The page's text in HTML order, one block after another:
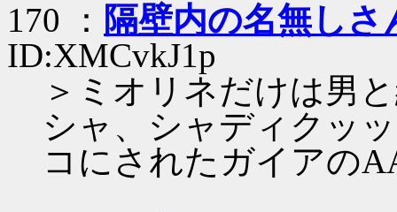
170 ： 隔壁内の名無しさ
ID:XMCvkJ1p
＞ミオリネだけは男
シャ、シャディク
コにされたガイアの